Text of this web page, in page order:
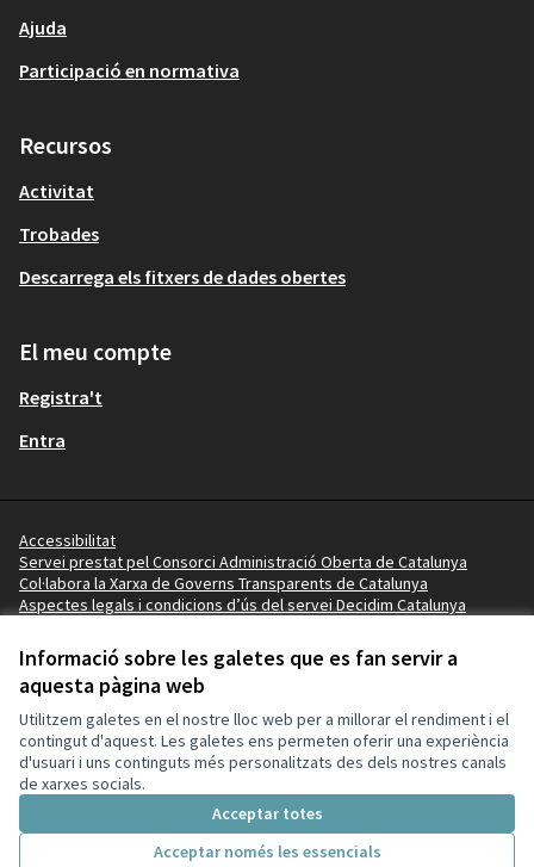
Informació sobre les galetes que es fan servir a
aquesta pàgina web
Utilitzem galetes en el nostre lloc web per a millorar el rendiment i el
contingut d'aquest. Les galetes ens permeten oferir una experiència
d'usuari i uns continguts més personalitzats des dels nostres canals
de xarxes socials.
Acceptar totes
Acceptar només les essencials
Ajuda
Participació en normativa
Recursos
Activitat
Trobades
Descarrega els fitxers de dades obertes
El meu compte
Registra't
Entra
Accessibilitat
Servei prestat pel Consorci Administració Oberta de Catalunya
Col·labora la Xarxa de Governs Transparents de Catalunya
Aspectes legals i condicions d’ús del servei Decidim Catalunya
Termes i condicions
Configuració de les galetes
Ajuntament de Salou a X
(Enllaç extern)
Ajuntament de Salou a Facebook
(Enllaç extern)
Ajuntament de Salou a Instagram
(Enllaç extern)
Ajuntament de Salou a YouTube
(Enllaç extern)
Ajuntament de Salou a GitHub
(Enllaç extern)
Web creada amb
(Enllaç extern)
Amb
(Enllaç